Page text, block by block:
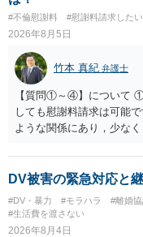
談してみてはいかがでし
#不倫慰謝料 #慰謝料請求した
2026年8月5日
竹本 真紀 弁護士
【質問①～④】について
しても慰謝料請求は可能
ような関係にあり，少な
ことを窺わせるものです
よいと思います。 ただ．
いとして，この点を考慮
今後のことを考えて書い
す。今ある証拠以上のこ
DV被害の緊急対応と
#DV・暴力 #モラハラ #離婚協
#生活費を渡さない
2026年8月4日